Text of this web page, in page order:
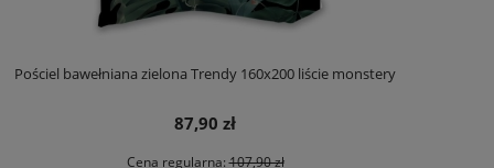
Pościel bawełniana zielona Trendy 160x200 liście monstery
87,90 zł
Cena regularna:107,90 zł